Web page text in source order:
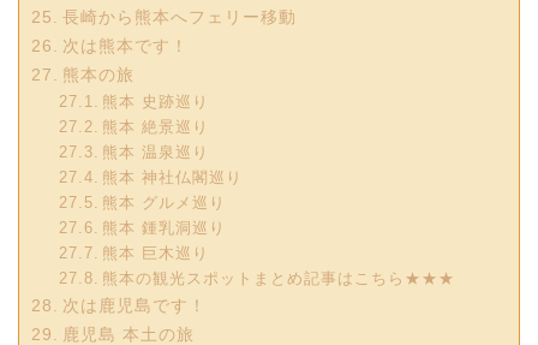
長崎から熊本へフェリー移動
次は熊本です！
熊本の旅
熊本 史跡巡り
熊本 絶景巡り
熊本 温泉巡り
熊本 神社仏閣巡り
熊本 グルメ巡り
熊本 鍾乳洞巡り
熊本 巨木巡り
熊本の観光スポットまとめ記事はこちら★★★
次は鹿児島です！
鹿児島 本土の旅